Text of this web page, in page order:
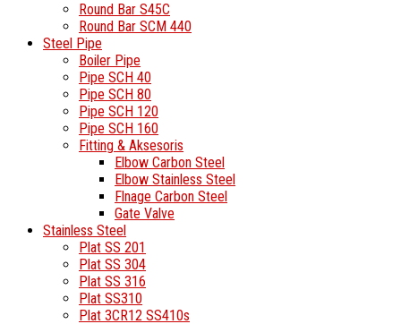
Round Bar S45C
Round Bar SCM 440
Steel Pipe
Boiler Pipe
Pipe SCH 40
Pipe SCH 80
Pipe SCH 120
Pipe SCH 160
Fitting & Aksesoris
Elbow Carbon Steel
Elbow Stainless Steel
Flnage Carbon Steel
Gate Valve
Stainless Steel
Plat SS 201
Plat SS 304
Plat SS 316
Plat SS310
Plat 3CR12 SS410s